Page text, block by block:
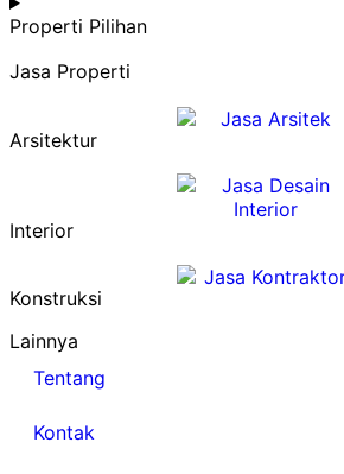
Properti Pilihan
Jasa Properti
Arsitektur
Interior
Konstruksi
Lainnya
Tentang
Kontak